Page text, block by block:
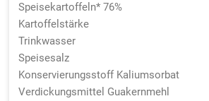
Speisekartoffeln* 76%
Kartoffelstärke
Trinkwasser
Speisesalz
Konservierungsstoff Kaliumsorbat
Verdickungsmittel Guakernmehl